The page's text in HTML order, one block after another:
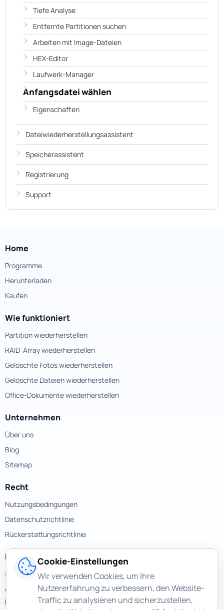
Tiefe Analyse
Entfernte Partitionen suchen
Arbeiten mit Image-Dateien
HEX-Editor
Laufwerk-Manager
Anfangsdatei wählen
Eigenschaften
Dateiwiederherstellungsassistent
Speicherassistent
Registrierung
Support
Home
Programme
Herunterladen
Kaufen
Wie funktioniert
Partition wiederherstellen
RAID-Array wiederherstellen
Gelöschte Fotos wiederherstellen
Gelöschte Dateien wiederherstellen
Office-Dokumente wiederherstellen
Unternehmen
Über uns
Blog
Sitemap
Recht
Nutzungsbedingungen
Datenschutzrichtlinie
Rückerstattungsrichtlinie
Kontakte
support@magicuneraser.com
Velyka Vasylkivska street, 77a
Kyiv, Ukraine
Cookie-Einstellungen
Wir verwenden Cookies, um Ihre
Nutzererfahrung zu verbessern, den Website-
Traffic zu analysieren und sicherzustellen,